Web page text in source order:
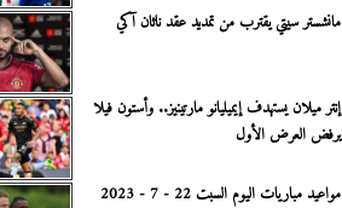
مانشستر سيتي يقترب من تمديد عقد ناثان آكي
إنتر ميلان يستهدف إيميليانو مارتينيز.. وأستون فيلا
يرفض العرض الأول
مواعيد مباريات اليوم السبت 22 - 7 - 2023